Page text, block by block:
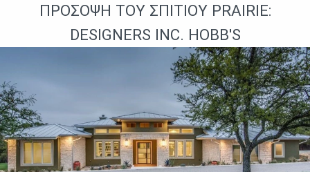
ΠΡΌΣΟΨΗ ΤΟΥ ΣΠΙΤΙΟΎ PRAIRIE:
DESIGNERS INC. HOBB'S